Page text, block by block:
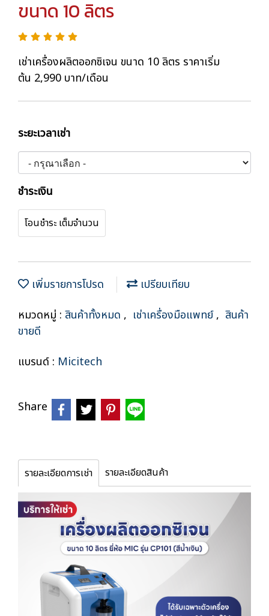
ขนาด 10 ลิตร
เช่าเครื่องผลิตออกซิเจน ขนาด 10 ลิตร ราคาเริ่ม
ต้น 2,990 บาท/เดือน
ระยะเวลาเช่า
ชำระเงิน
โอนชำระ เต็มจำนวน
เพิ่มรายการโปรด
เปรียบเทียบ
หมวดหมู่ : สินค้าทั้งหมด , เช่าเครื่องมือแพทย์, สินค้า
ขายดี
แบรนด์ : Micitech
Share
รายละเอียดการเช่า รายละเอียดสินค้า